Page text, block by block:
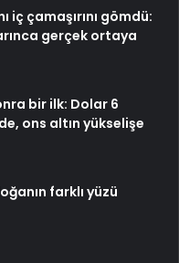
iç çamaşırını gömdü:
gerçek ortaya
bir ilk: Dolar 6
ons altın yükselişe
farklı yüzü